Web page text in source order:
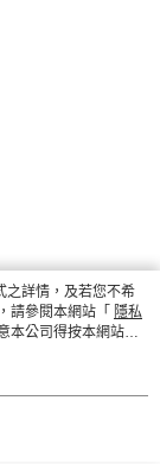
之詳情，及若您不希
請參閱本網站「 隱私
本公司得按本網站使